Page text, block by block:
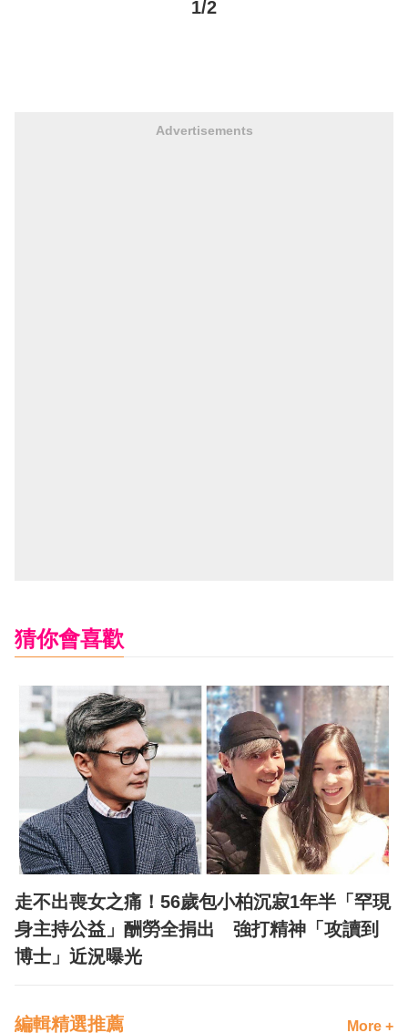
1/2
Advertisements
猜你會喜歡
走不出喪女之痛！56歲包小柏沉寂1年半「罕現
身主持公益」酬勞全捐出 強打精神「攻讀到
博士」近況曝光
編輯精選推薦 More +